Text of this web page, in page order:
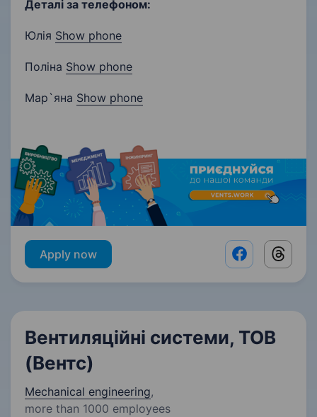
Деталі за телефоном:
Юлія Show phone
​Поліна Show phone
Мар`яна Show phone
Apply now Facebook
Вентиляційні системи, ТОВ
(Вентс)
Mechanical engineering,
more than 1000 employees